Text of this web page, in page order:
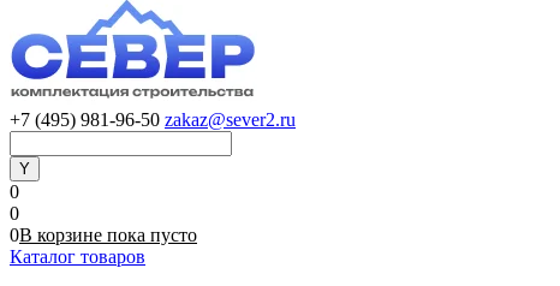
+7 (495) 981-96-50 zakaz@sever2.ru
0
0
0В корзине пока пусто
Каталог товаров